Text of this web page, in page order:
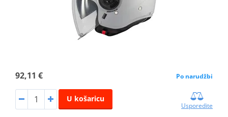
92,11 € Po narudžbi
U košaricu
Usporedite